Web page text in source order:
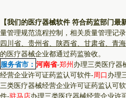
【我们的医疗器械软件 符合药监部门最
量管理规范流程控制，相关质量管理记
四川省、贵州省、陕西省、甘肃省、青
的医疗器械企业都通过药监验收。
服务省市： 河南省-郑州办理三类医疗器
经营企业许可证药监认可软件-周口办理
三类医疗器械经营企业许可证药监认可
件-驻马店办理三类医疗器械经营企业许